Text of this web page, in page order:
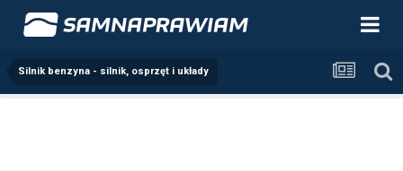
Silnik benzyna - silnik, osprzęt i układy